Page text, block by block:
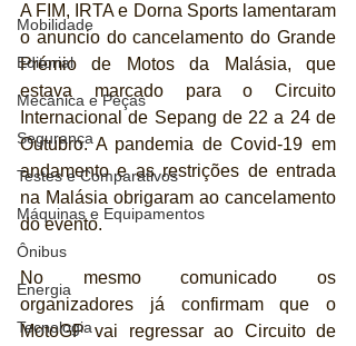
Mobilidade
Editorial
Mecânica e Peças
Segurança
Testes e Comparativos
Máquinas e Equipamentos
Ônibus
Energia
Tecnologia
A FIM, IRTA e Dorna Sports lamentaram
o anuncio do cancelamento do Grande
Prémio de Motos da Malásia, que
estava marcado para o Circuito
Internacional de Sepang de 22 a 24 de
Outubro. A pandemia de Covid-19 em
andamento e as restrições de entrada
na Malásia obrigaram ao cancelamento
do evento.
No mesmo comunicado os
organizadores já confirmam que o
MotoGP vai regressar ao Circuito de